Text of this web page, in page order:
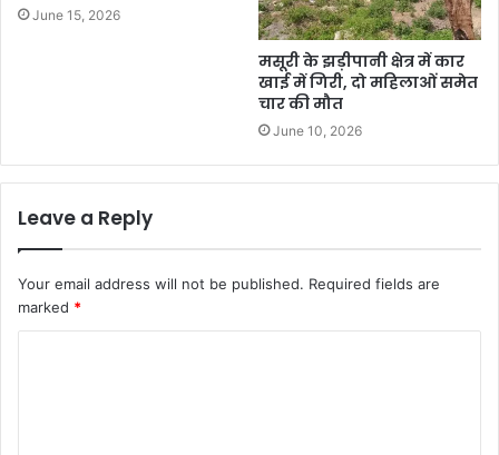
June 15, 2026
मसूरी के झड़ीपानी क्षेत्र में कार
खाई में गिरी, दो महिलाओं समेत
चार की मौत
June 10, 2026
Leave a Reply
Your email address will not be published. Required fields are
marked *